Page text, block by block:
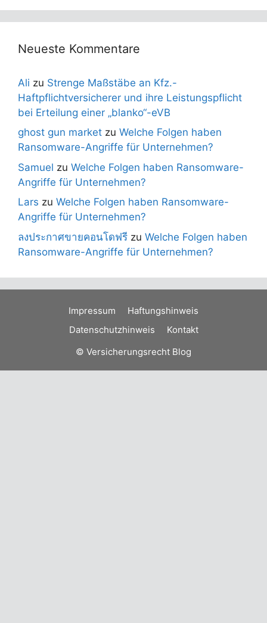
Neueste Kommentare
Ali zu Strenge Maßstäbe an Kfz.-
Haftpflichtversicherer und ihre Leistungspflicht
bei Erteilung einer „blanko“-eVB
ghost gun market zu Welche Folgen haben
Ransomware-Angriffe für Unternehmen?
Samuel zu Welche Folgen haben Ransomware-
Angriffe für Unternehmen?
Lars zu Welche Folgen haben Ransomware-
Angriffe für Unternehmen?
ลงประกาศขายคอนโดฟรี zu Welche Folgen haben
Ransomware-Angriffe für Unternehmen?
Impressum
Haftungshinweis
Datenschutzhinweis
Kontakt
© Versicherungsrecht Blog